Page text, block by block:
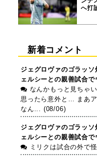
へ打
新着コメント
ジェグロヴァのゴラッ
ェルシーとの親善試合で
なんかもっと見ちゃ
思ったら意外と… まあ
なん... (08/06)
ジェグロヴァのゴラッ
ェルシーとの親善試合で
ミリクは試合の外で